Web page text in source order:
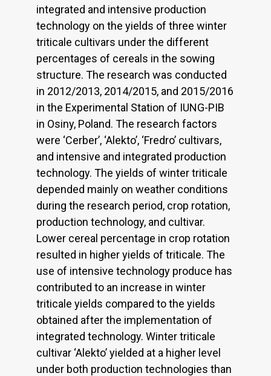
integrated and intensive production
technology on the yields of three winter
triticale cultivars under the different
percentages of cereals in the sowing
structure. The research was conducted
in 2012/2013, 2014/2015, and 2015/2016
in the Experimental Station of IUNG-PIB
in Osiny, Poland. The research factors
were ‘Cerber’, ‘Alekto’, ‘Fredro’ cultivars,
and intensive and integrated production
technology. The yields of winter triticale
depended mainly on weather conditions
during the research period, crop rotation,
production technology, and cultivar.
Lower cereal percentage in crop rotation
resulted in higher yields of triticale. The
use of intensive technology produce has
contributed to an increase in winter
triticale yields compared to the yields
obtained after the implementation of
integrated technology. Winter triticale
cultivar ‘Alekto’ yielded at a higher level
under both production technologies than